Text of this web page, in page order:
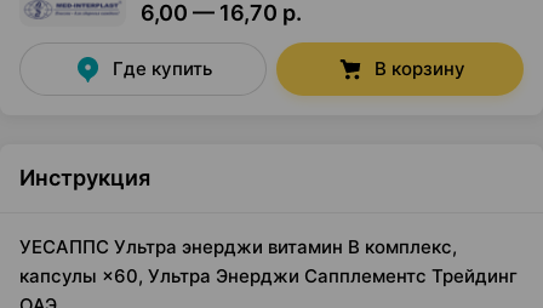
6,00 — 16,70 р.
Где купить В корзину
Инструкция
УЕСАППС Ультра энерджи витамин В комплекс,
капсулы ×60, Ультра Энерджи Сапплементс Трейдинг